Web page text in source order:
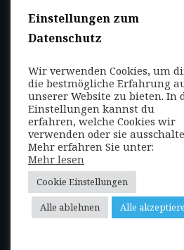
Datenschutzbestimmungen
Nutzungsbedingungen
FOLGEN SIE UNS
Entdecken Sie weltweit
mit uns die Highlights in
jeder Region als Local
oder auf Reisen!
Einstellungen zum
Datenschutz
Wir verwenden Cookies, um
die bestmögliche Erfahrung
unserer Website zu bieten. In
Einstellungen kannst du
erfahren, welche Cookies wir
verwenden oder sie
Mehr erfahren Sie unter:
Mehr lesen
Cookie Einstellungen
Alle ablehnen
Alle